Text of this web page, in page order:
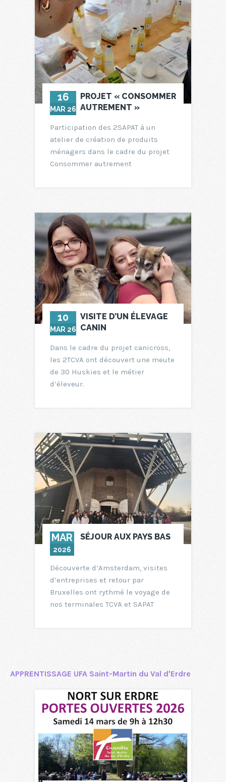
16
MAR 26
PROJET « CONSOMMER
AUTREMENT »
Participation des 2SAPAT à un
atelier de création de produits
ménagers dans le cadre du projet
Consommer autrement
10
MAR 26
VISITE D’UN ÉLEVAGE
CANIN
Dans le cadre du projet canicross,
les 2TCVA ont découvert une meute
de 30 Huskies et le métier
d’éleveur.
MAR
2026
SÉJOUR AUX PAYS BAS
Découverte d’Amsterdam, visites
d’entreprises et retour par
Bruxelles ont rythmé le voyage de
nos terminales TCVA et SAPAT
APPRENTISSAGE UFA Saint-Martin du Val d'Erdre